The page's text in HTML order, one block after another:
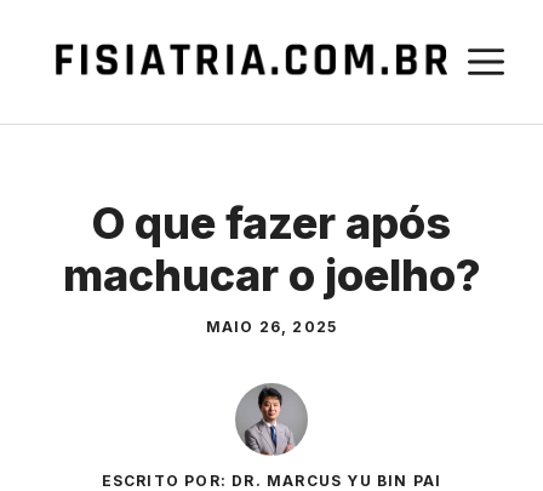
conteúdo
O que fazer após
machucar o joelho?
MAIO 26, 2025
ESCRITO POR: DR. MARCUS YU BIN PAI